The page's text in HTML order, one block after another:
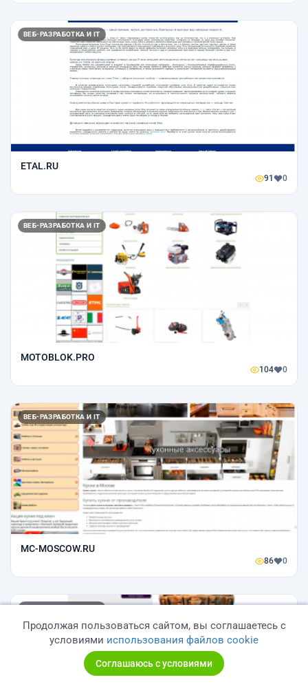
ВЕБ-РАЗРАБОТКА И IT
ETAL.RU
91 0
ВЕБ-РАЗРАБОТКА И IT
MOTOBLOK.PRO
104 0
ВЕБ-РАЗРАБОТКА И IT
MC-MOSCOW.RU
86 0
Продолжая пользоваться сайтом, вы соглашаетесь с
условиями использования файлов cookie
Соглашаюсь с условиями